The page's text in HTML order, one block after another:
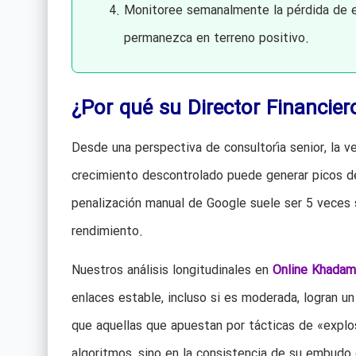
Monitoree semanalmente la pérdida
permanezca en terreno positivo.
¿Por qué su Director
Desde una perspectiva de consultoría senior, la
crecimiento descontrolado puede generar picos
penalización manual de Google suele ser 5
rendimiento.
Nuestros análisis longitudinales en Online
enlaces estable, incluso si es moderada, logran
que aquellas que apuestan por tácticas de